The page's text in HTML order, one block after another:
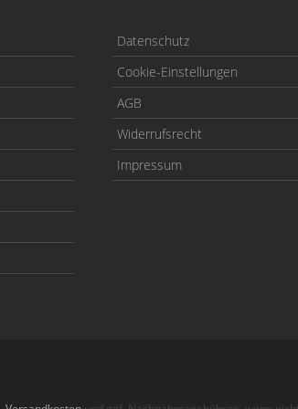
Datenschutz
Cookie-Einstellungen
AGB
Widerrufsrecht
Impressum